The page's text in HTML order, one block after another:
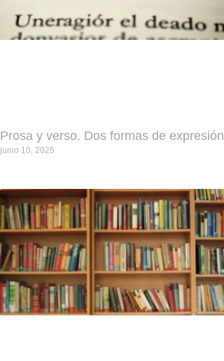
Prosa y verso. Dos formas de expresión
junio 10, 2025